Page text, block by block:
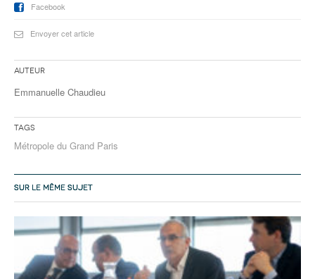
Facebook
Envoyer cet article
Auteur
Emmanuelle Chaudieu
Tags
Métropole du Grand Paris
SUR LE MÊME SUJET